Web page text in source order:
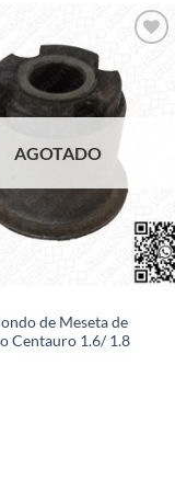
AGOTADO
de Meseta de
Centauro 1.6/ 1.8